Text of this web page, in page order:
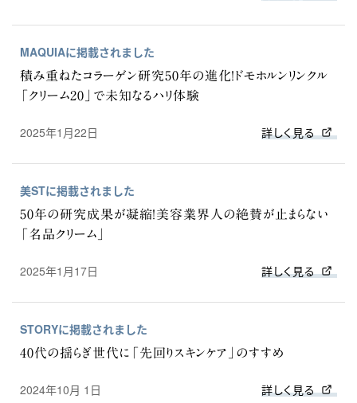
MAQUIAに掲載されました
積み重ねたコラーゲン研究50年の進化！ドモホルンリンクル
「クリーム20」で未知なるハリ体験
2025年1月22日 詳しく見る
美STに掲載されました
50年の研究成果が凝縮！美容業界人の絶賛が止まらない
「名品クリーム」
2025年1月17日 詳しく見る
STORYに掲載されました
40代の揺らぎ世代に「先回りスキンケア」のすすめ
2024年10月 1日 詳しく見る